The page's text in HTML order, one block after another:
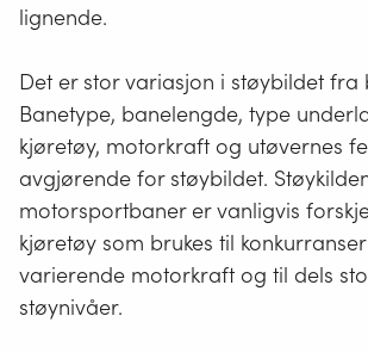
lignende.
Det er stor variasjon i støybildet fra
Banetype, banelengde, type
kjøretøy, motorkraft og utøvernes
avgjørende for støybildet.
motorsportbaner er vanligvis
kjøretøy som brukes til
varierende motorkraft og til dels
støynivåer.